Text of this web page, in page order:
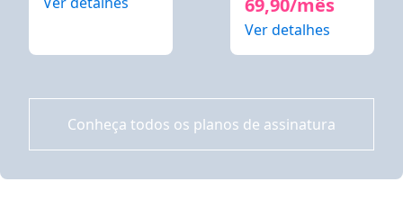
69,90/mês
Ver detalhes
Conheça todos os planos de assinatura